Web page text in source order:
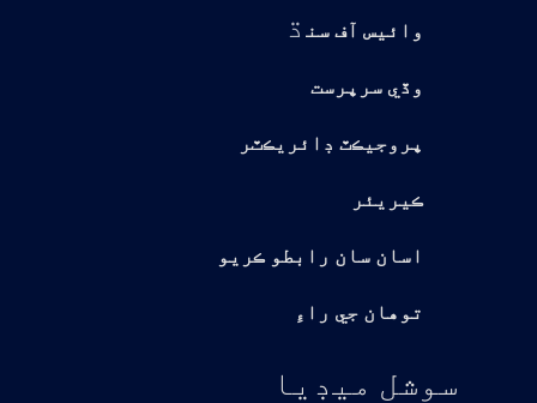
وائيس آف سن ڌ
وڏي سرپرست
پروجيڪٽ ڊائريڪٽر
ڪيريئر
اسان سان رابطو ڪريو
توهان جي راءِ
سوشل ميڊيا